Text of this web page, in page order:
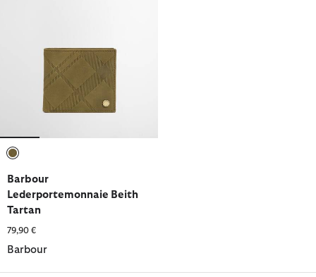
Barbour
Lederportemonnaie Beith
Tartan
79,90 €
Barbour